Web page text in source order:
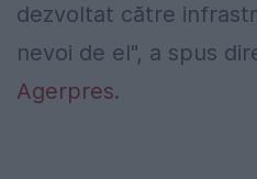
dezvoltat către
nevoi de el", a spus
Agerpres.